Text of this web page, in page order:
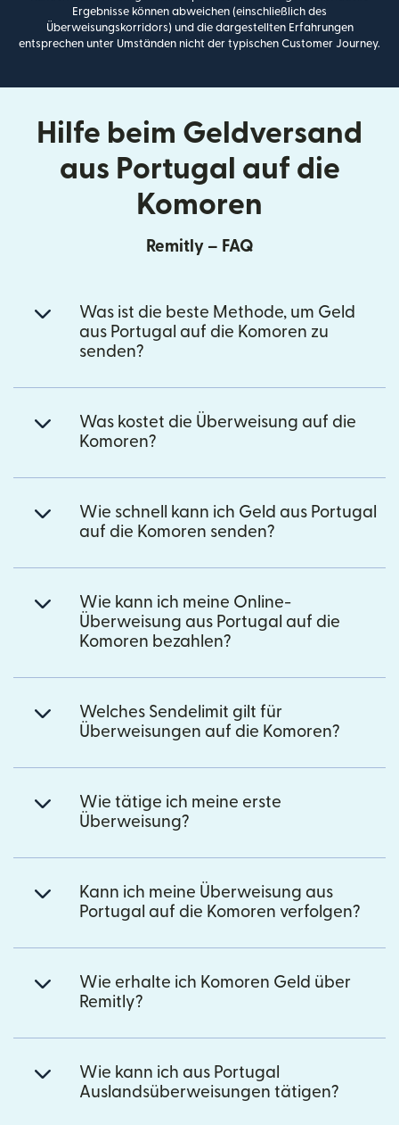
Ergebnisse können abweichen (einschließlich des
Überweisungskorridors) und die dargestellten Erfahrungen
entsprechen unter Umständen nicht der typischen Customer Journey.
Hilfe beim Geldversand
aus Portugal auf die
Komoren
Remitly – FAQ
Was ist die beste Methode, um Geld
aus Portugal auf die Komoren zu
senden?
Was kostet die Überweisung auf die
Komoren?
Wie schnell kann ich Geld aus Portugal
auf die Komoren senden?
Wie kann ich meine Online-
Überweisung aus Portugal auf die
Komoren bezahlen?
Welches Sendelimit gilt für
Überweisungen auf die Komoren?
Wie tätige ich meine erste
Überweisung?
Kann ich meine Überweisung aus
Portugal auf die Komoren verfolgen?
Wie erhalte ich Komoren Geld über
Remitly?
Wie kann ich aus Portugal
Auslandsüberweisungen tätigen?